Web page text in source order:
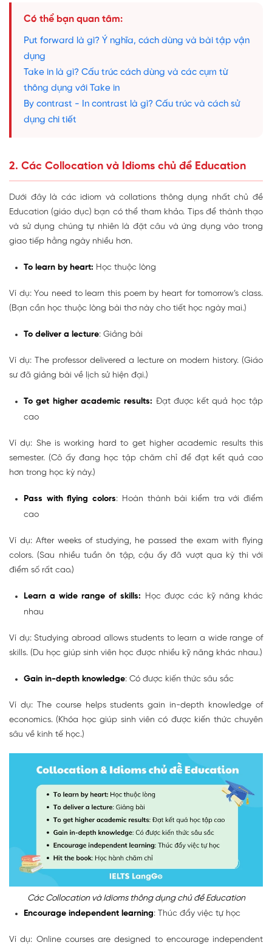
Có thể bạn quan tâm:
Put forward là gì? Ý nghĩa, cách dùng và bài tập vận
dụng
Take in là gì? Cấu trúc cách dùng và các cụm từ
thông dụng với Take in
By contrast - In contrast là gì? Cấu trúc và cách sử
dụng chi tiết
2. Các Collocation và Idioms chủ đề Education
Dưới đây là các idiom và collations thông dụng nhất chủ đề
Education (giáo dục) bạn có thể tham khảo. Tips để thành thạo
và sử dụng chúng tự nhiên là đặt câu và ứng dụng vào trong
giao tiếp hằng ngày nhiều hơn.
To learn by heart: Học thuộc lòng
Ví dụ: You need to learn this poem by heart for tomorrow’s class.
(Bạn cần học thuộc lòng bài thơ này cho tiết học ngày mai.)
To deliver a lecture: Giảng bài
Ví dụ: The professor delivered a lecture on modern history. (Giáo
sư đã giảng bài về lịch sử hiện đại.)
To get higher academic results: Đạt được kết quả học tập
cao
Ví dụ: She is working hard to get higher academic results this
semester. (Cô ấy đang học tập chăm chỉ để đạt kết quả cao
hơn trong học kỳ này.)
Pass with flying colors: Hoàn thành bài kiểm tra với điểm
cao
Ví dụ: After weeks of studying, he passed the exam with flying
colors. (Sau nhiều tuần ôn tập, cậu ấy đã vượt qua kỳ thi với
điểm số rất cao.)
Learn a wide range of skills:
Học được các kỹ năng khác
nhau
Ví dụ:Studying abroad allows students to learn a wide range of
skills. (Du học giúp sinh viên học được nhiều kỹ năng khác nhau.)
Gain in-depth knowledge: Có được kiến thức sâu sắc
Ví dụ: The course helps students gain in-depth knowledge of
economics. (Khóa học giúp sinh viên có được kiến thức chuyên
sâu về kinh tế học.)
Các Collocation và Idioms thông dụng chủ đề Education
Encourage independent learning: Thúc đẩy việc tự học
Ví dụ: Online courses are designed to encourage independent